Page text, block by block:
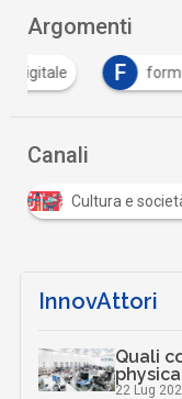
Argomenti
F
formazione
Canali
Cultura e
InnovAttori
Quali
22 Lug